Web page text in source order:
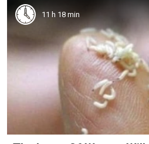
11 h 18 min